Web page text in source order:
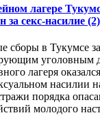
лагере
за секс-насилие (2)
сборы в Тукумсе
уголовным
лагеря
насилии
порядка
молодого